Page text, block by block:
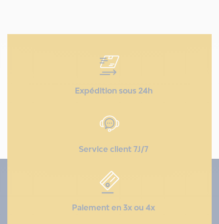
Expédition sous 24h
Service client 7J/7
Paiement en 3x ou 4x